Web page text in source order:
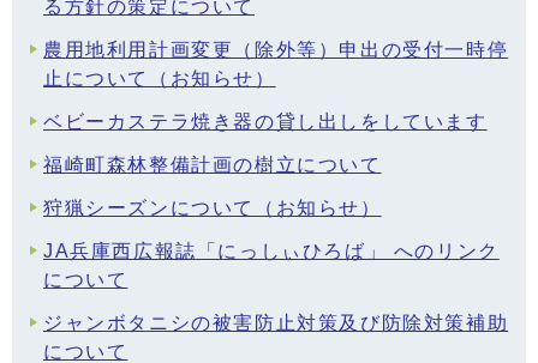
る方針の策定について
農用地利用計画変更（除外等）申出の受付一時停
止について（お知らせ）
ベビーカステラ焼き器の貸し出しをしています
福崎町森林整備計画の樹立について
狩猟シーズンについて（お知らせ）
JA兵庫西広報誌「にっしぃひろば」 へのリンク
について
ジャンボタニシの被害防止対策及び防除対策補助
について